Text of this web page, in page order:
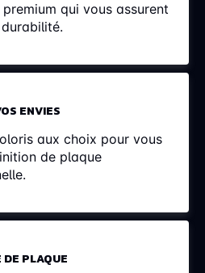
qui vous assurent
ENVIES
aux choix pour vous
de plaque
PLAQUE